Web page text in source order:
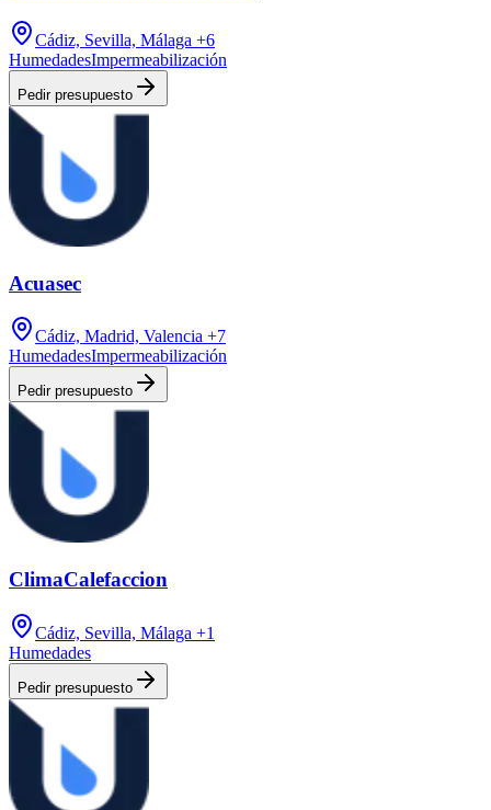
Cádiz, Sevilla, Málaga +6
HumedadesImpermeabilización
Pedir presupuesto
Acuasec
Cádiz, Madrid, Valencia +7
HumedadesImpermeabilización
Pedir presupuesto
ClimaCalefaccion
Cádiz, Sevilla, Málaga +1
Humedades
Pedir presupuesto